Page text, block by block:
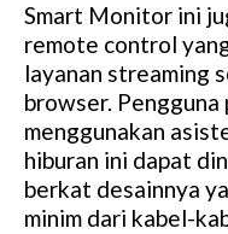
Smart Monitor ini
remote control
layanan streaming
browser.
menggunakan
hiburan ini dapat
berkat desainnya
minim dari kabel-